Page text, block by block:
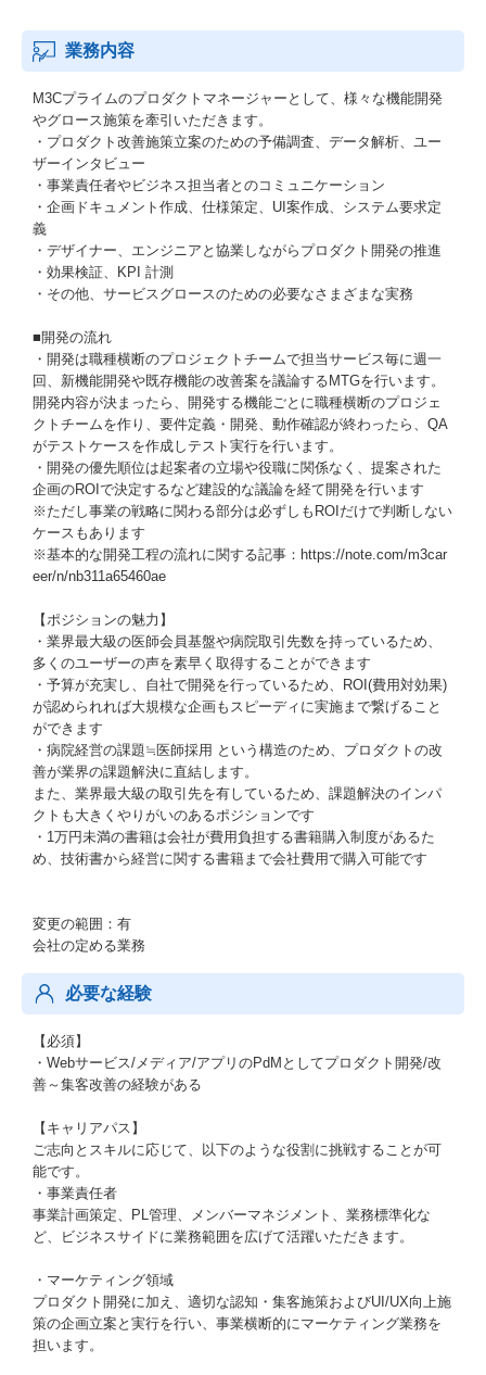
業務内容
M3Cプライムのプロダクトマネージャーとして、様々な機能開発
やグロース施策を牽引いただきます。
・プロダクト改善施策立案のための予備調査、データ解析、ユー
ザーインタビュー
・事業責任者やビジネス担当者とのコミュニケーション
・企画ドキュメント作成、仕様策定、UI案作成、システム要求定
義
・デザイナー、エンジニアと協業しながらプロダクト開発の推進
・効果検証、KPI 計測
・その他、サービスグロースのための必要なさまざまな実務
■開発の流れ
・開発は職種横断のプロジェクトチームで担当サービス毎に週一
回、新機能開発や既存機能の改善案を議論するMTGを行います。
開発内容が決まったら、開発する機能ごとに職種横断のプロジェ
クトチームを作り、要件定義・開発、動作確認が終わったら、QA
がテストケースを作成しテスト実行を行います。
・開発の優先順位は起案者の立場や役職に関係なく、提案された
企画のROIで決定するなど建設的な議論を経て開発を行います
※ただし事業の戦略に関わる部分は必ずしもROIだけで判断しない
ケースもあります
※基本的な開発工程の流れに関する記事：https://note.com/m3car
eer/n/nb311a65460ae
【ポジションの魅力】
・業界最大級の医師会員基盤や病院取引先数を持っているため、
多くのユーザーの声を素早く取得することができます
・予算が充実し、自社で開発を行っているため、ROI(費用対効果)
が認められれば大規模な企画もスピーディに実施まで繋げること
ができます
・病院経営の課題≒医師採用 という構造のため、プロダクトの改
善が業界の課題解決に直結します。
また、業界最大級の取引先を有しているため、課題解決のインパ
クトも大きくやりがいのあるポジションです
・1万円未満の書籍は会社が費用負担する書籍購入制度があるた
め、技術書から経営に関する書籍まで会社費用で購入可能です
変更の範囲：有
会社の定める業務
必要な経験
【必須】
・Webサービス/メディア/アプリのPdMとしてプロダクト開発/改
善～集客改善の経験がある
【キャリアパス】
ご志向とスキルに応じて、以下のような役割に挑戦することが可
能です。
・事業責任者
事業計画策定、PL管理、メンバーマネジメント、業務標準化な
ど、ビジネスサイドに業務範囲を広げて活躍いただきます。
・マーケティング領域
プロダクト開発に加え、適切な認知・集客施策およびUI/UX向上施
策の企画立案と実行を行い、事業横断的にマーケティング業務を
担います。